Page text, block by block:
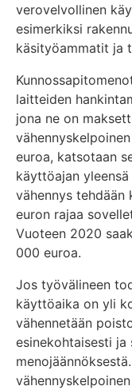
verovelvollinen
esimerkiksi
käsityöammatit ja
laitteiden
jona ne on
euroa, katsotaan
käyttöajan
vähennys tehdään
euron rajaa
Vuoteen 2020
000 euroa.
Jos työvälineen
käyttöaika on yli
vähennetään
esinekohtaisesti ja